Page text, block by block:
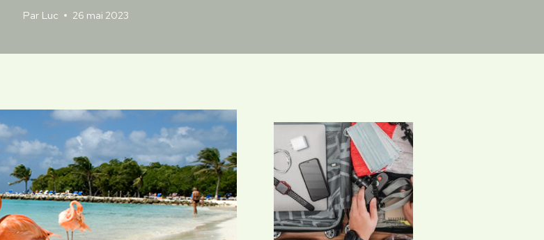
Par Luc 26 mai 2023